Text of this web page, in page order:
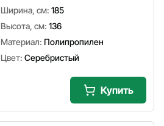
Ширина, см: 185
Высота, см: 136
Материал: Полипропилен
Цвет: Серебристый
Купить